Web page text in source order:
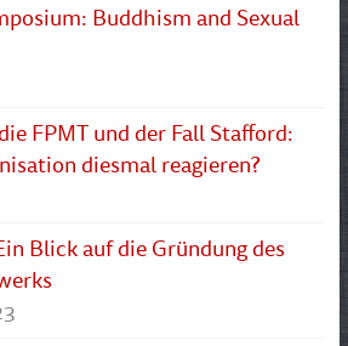
Buddhism and Sexual
FPMT und der Fall Stafford:
diesmal reagieren?
Blick auf die Gründung des